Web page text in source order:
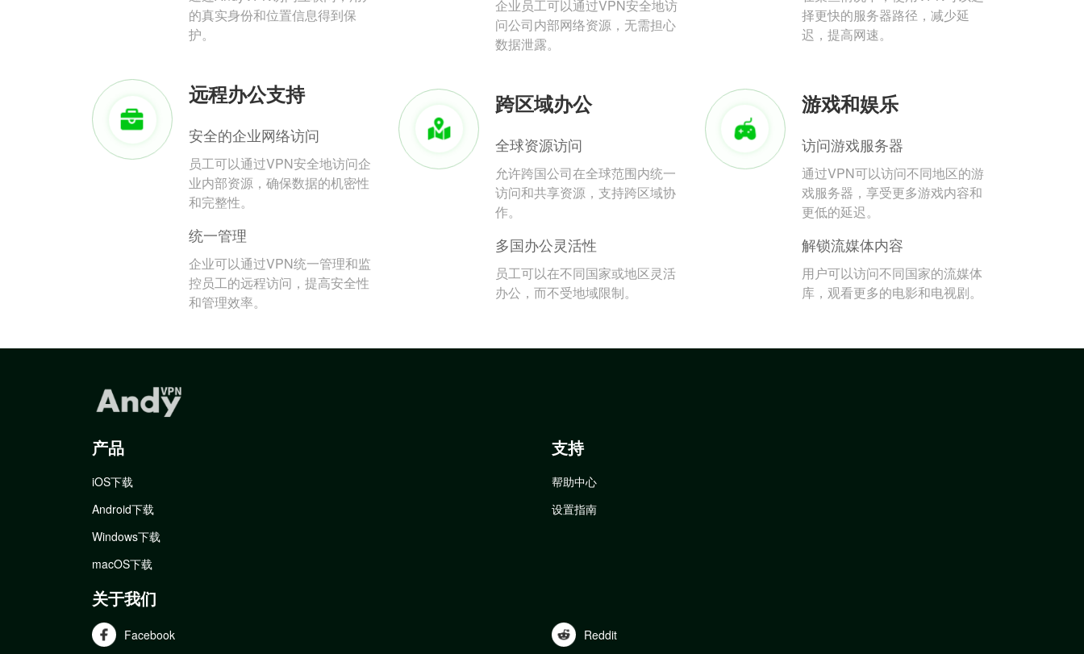
的真实身份和位置信息得到保
护。
企业员工可以通过VPN安全地访
问公司内部网络资源，无需担心
数据泄露。
择更快的服务器路径，减少延
迟，提高网速。
远程办公支持
安全的企业网络访问
员工可以通过VPN安全地访问企
业内部资源，确保数据的机密性
和完整性。
统一管理
企业可以通过VPN统一管理和监
控员工的远程访问，提高安全性
和管理效率。
跨区域办公
全球资源访问
允许跨国公司在全球范围内统一
访问和共享资源，支持跨区域协
作。
多国办公灵活性
员工可以在不同国家或地区灵活
办公，而不受地域限制。
游戏和娱乐
访问游戏服务器
通过VPN可以访问不同地区的游
戏服务器，享受更多游戏内容和
更低的延迟。
解锁流媒体内容
用户可以访问不同国家的流媒体
库，观看更多的电影和电视剧。
产品
iOS下载
Android下载
Windows下载
macOS下载
支持
帮助中心
设置指南
关于我们
Facebook Reddit